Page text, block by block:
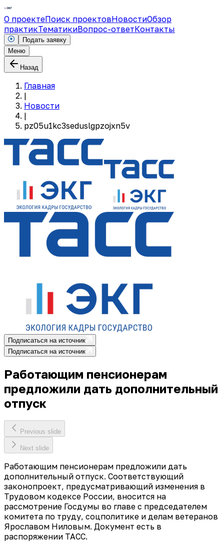
О проектеПоиск проектовНовостиОбзор
практикТематикиВопрос-ответКонтакты
Подать заявку
Меню
Назад
Главная
|
Новости
|
pz05u1kc3seduslgpzojxn5v
Подписаться на источник
Подписаться на источник
Работающим пенсионерам
предложили дать дополнительный
отпуск
Previous slide
Next slide
Работающим пенсионерам предложили дать
дополнительный отпуск. Соответствующий
законопроект, предусматривающий изменения в
Трудовом кодексе России, вносится на
рассмотрение Госдумы во главе с председателем
комитета по труду, соцполитике и делам ветеранов
Ярославом Ниловым. Документ есть в
распоряжении ТАСС.